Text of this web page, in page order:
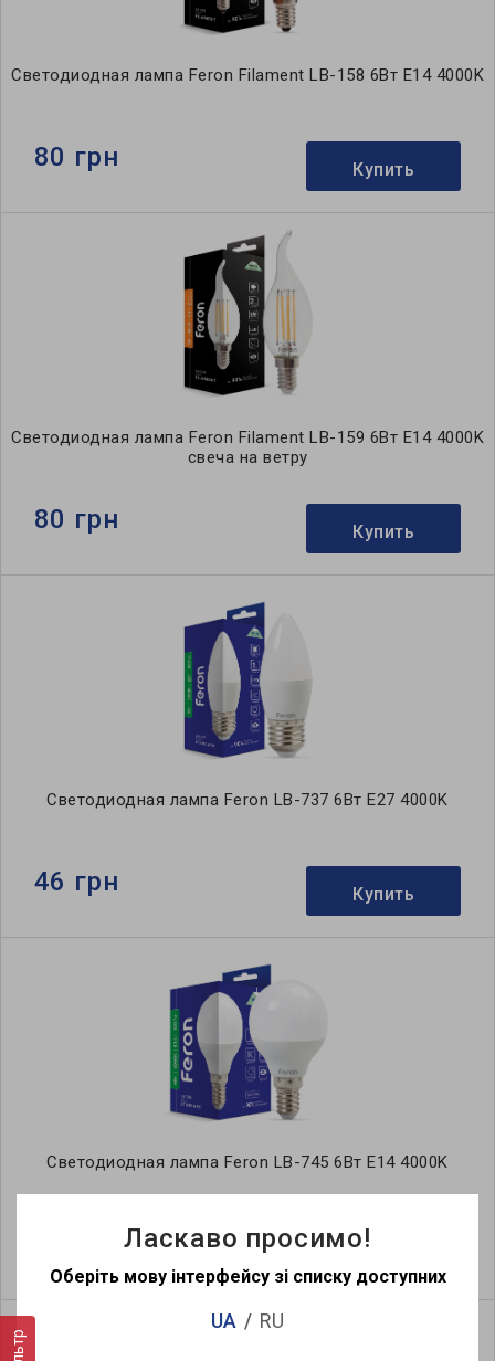
Светодиодная лампа Feron Filament LB-158 6Вт E14 4000K
80 грн Купить
Светодиодная лампа Feron Filament LB-159 6Вт E14 4000K
свеча на ветру
80 грн Купить
Светодиодная лампа Feron LB-737 6Вт E27 4000K
46 грн Купить
Светодиодная лампа Feron LB-745 6Вт E14 4000K
Ласкаво просимо!
Оберіть мову інтерфейсу зі списку доступних
UA RU